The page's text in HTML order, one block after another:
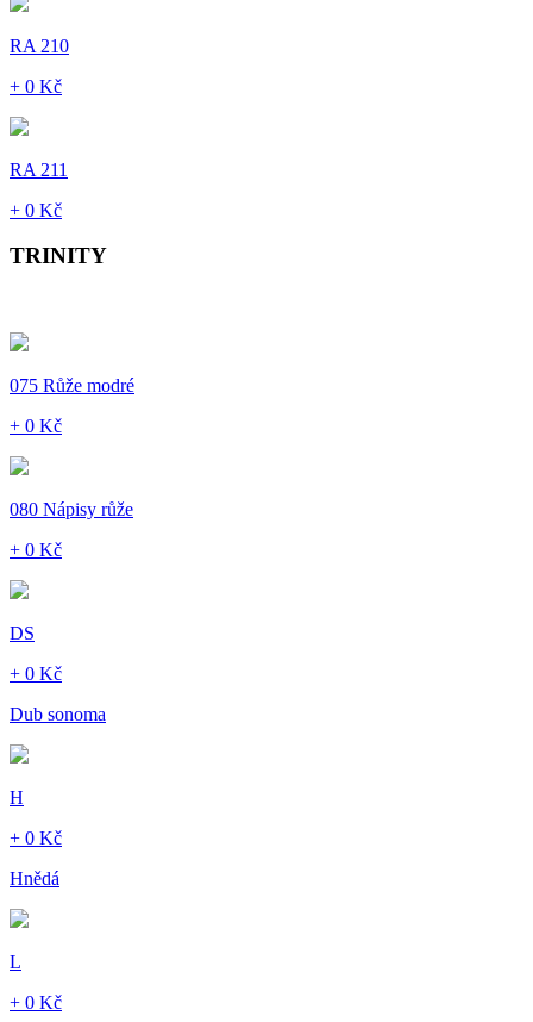
RA 210
+ 0 Kč
RA 211
+ 0 Kč
TRINITY
075 Růže modré
+ 0 Kč
080 Nápisy růže
+ 0 Kč
DS
+ 0 Kč
Dub sonoma
H
+ 0 Kč
Hnědá
L
+ 0 Kč